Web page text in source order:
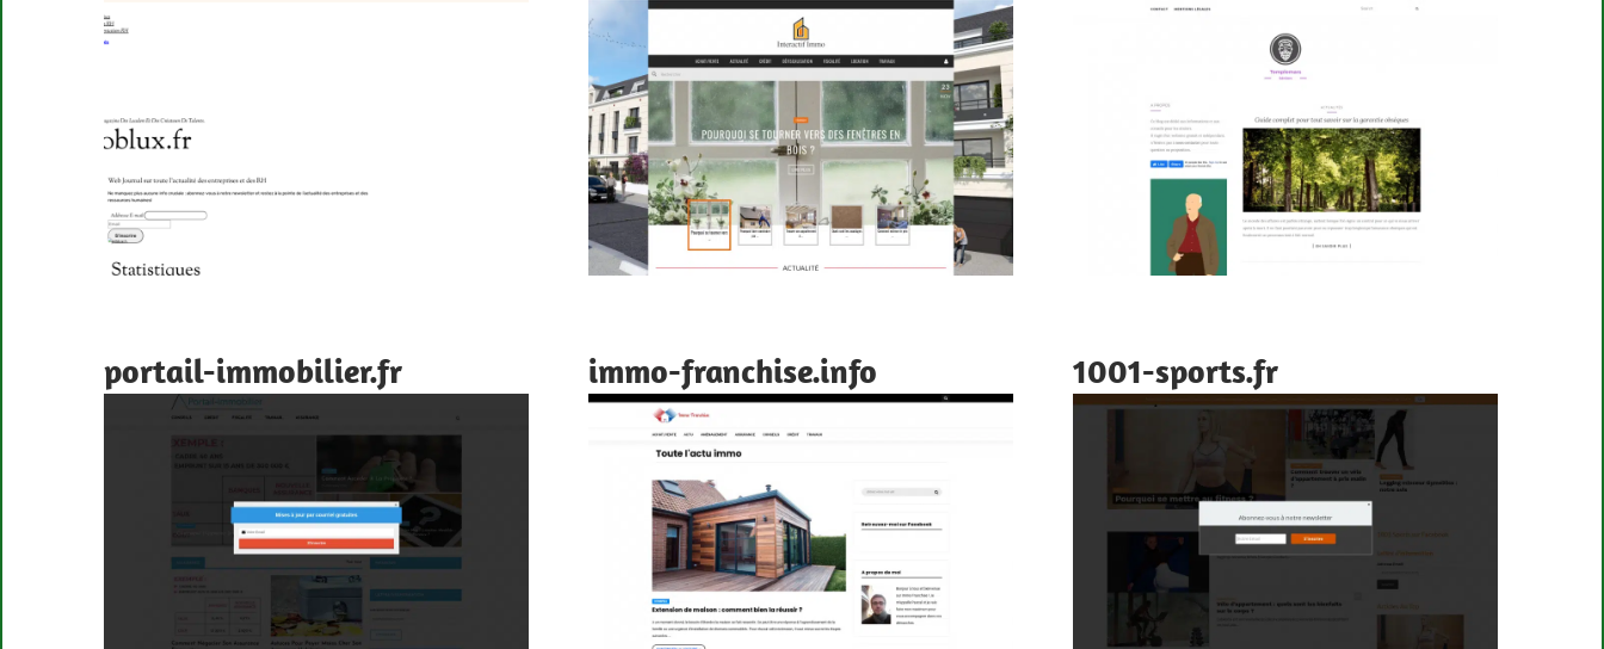
portail-immobilier.fr immo-franchise.info 1001-sports.fr